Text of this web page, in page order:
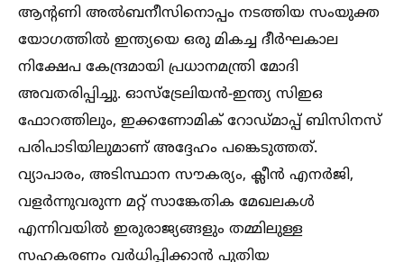
ആന്റണി അല്‍ബനീസിനൊപ്പം നടത്തിയ സംയുക്ത
യോഗത്തില്‍ ഇന്ത്യയെ ഒരു മികച്ച ദീർഘകാല
നിക്ഷേപ കേന്ദ്രമായി പ്രധാനമന്ത്രി മോദി
അവതരിപ്പിച്ചു. ഓസ്ട്രേലിയൻ-ഇന്ത്യ സിഇഒ
ഫോറത്തിലും, ഇക്കണോമിക് റോഡ്മാപ്പ് ബിസിനസ്
പരിപാടിയിലുമാണ് അദ്ദേഹം പങ്കെടുത്തത്.
വ്യാപാരം, അടിസ്ഥാന സൗകര്യം, ക്ലീൻ എനർജി,
വളർന്നുവരുന്ന മറ്റ് സാങ്കേതിക മേഖലകള്‍
എന്നിവയില്‍ ഇരുരാജ്യങ്ങളും തമ്മിലുള്ള
സഹകരണം വർധിപ്പിക്കാൻ പുതിയ